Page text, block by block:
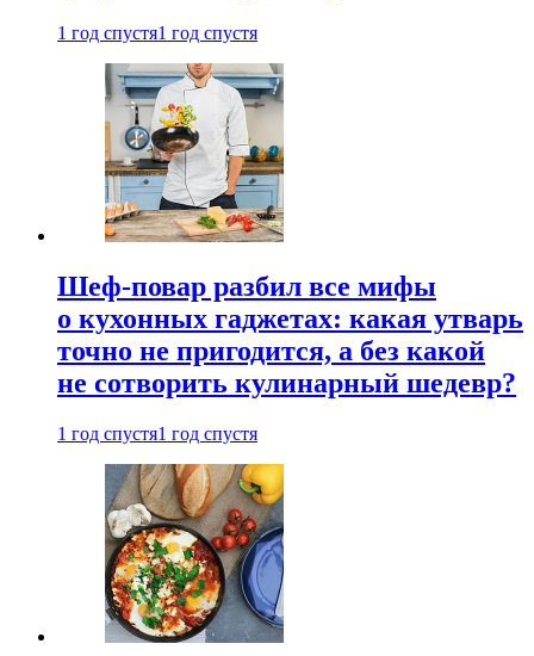
1 год спустя1 год спустя
Шеф-повар разбил все мифы
о кухонных гаджетах: какая утварь
точно не пригодится, а без какой
не сотворить кулинарный шедевр?
1 год спустя1 год спустя